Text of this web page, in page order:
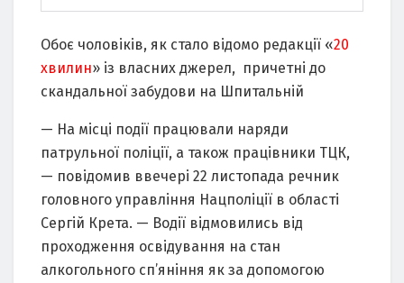
Обоє чоловіків, як стало відомо редакції «20
хвилин» із власних джерел, причетні до
скандальної забудови на Шпитальній
— На місці події працювали наряди
патрульної поліції, а також працівники ТЦК,
— повідомив ввечері 22 листопада речник
головного управління Нацполіції в області
Сергій Крета. — Водії відмовились від
проходження освідування на стан
алкогольного сп’яніння як за допомогою